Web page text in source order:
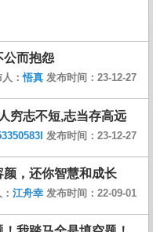
公而抱怨
人：悟真 发布时间：23-12-27
穷志不短,志当存高远
发布时间：23-12-27
，还你智慧和成长
江舟幸 发布时间：22-09-01